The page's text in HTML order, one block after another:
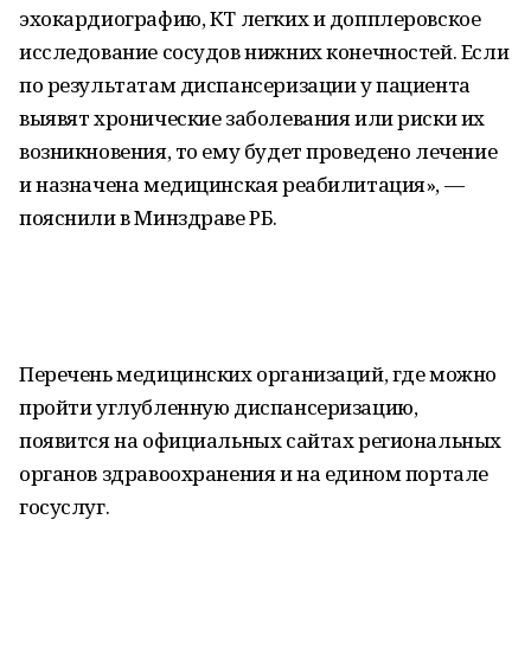
эхокардиографию, КТ легких и допплеровское
исследование сосудов нижних конечностей. Если
по результатам диспансеризации у пациента
выявят хронические заболевания или риски их
возникновения, то ему будет проведено лечение
и назначена медицинская реабилитация», —
пояснили в Минздраве РБ.
Перечень медицинских организаций, где можно
пройти углубленную диспансеризацию,
появится на официальных сайтах региональных
органов здравоохранения и на едином портале
госуслуг.